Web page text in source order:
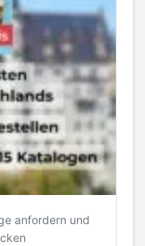
anfordern und